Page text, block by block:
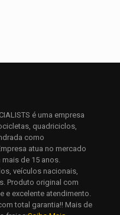
para a próxima vez que
é uma empresa
quadriciclos,
como
atua no mercado
de 15 anos.
veículos nacionais,
Produto original com
e excelente atendimento.
total garantia!! Mais de